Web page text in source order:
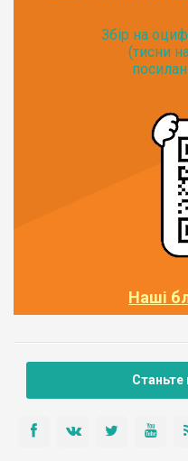
Збір на
(тисни
Наші